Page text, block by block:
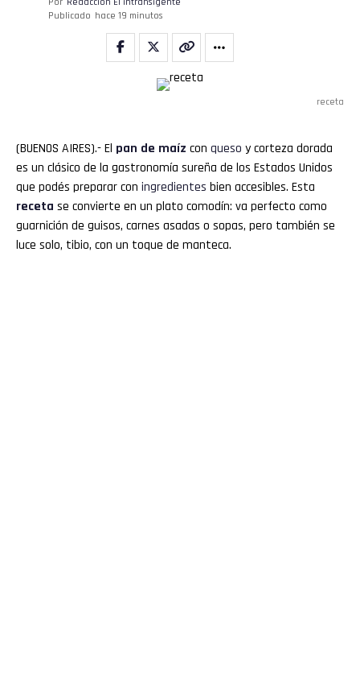
Publicado hace 19 minutos
receta
(BUENOS AIRES).- El pan de maíz con queso y corteza dorada
es un clásico de la gastronomía sureña de los Estados Unidos
que podés preparar con ingredientes bien accesibles. Esta
receta se convierte en un plato comodín: va perfecto como
guarnición de guisos, carnes asadas o sopas, pero también se
luce solo, tibio, con un toque de manteca.